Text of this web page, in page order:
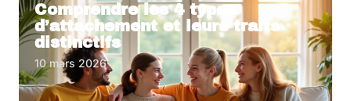
Comprendre les 4 types
d’attachement et leurs traits
distinctifs
10 mars 2026